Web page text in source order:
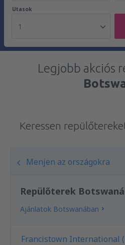
Utasok
1
Legjobb akciós
Keressen
Menjen az országokra
Repülőterek
Ajánlatok Botswanában
Francistown International